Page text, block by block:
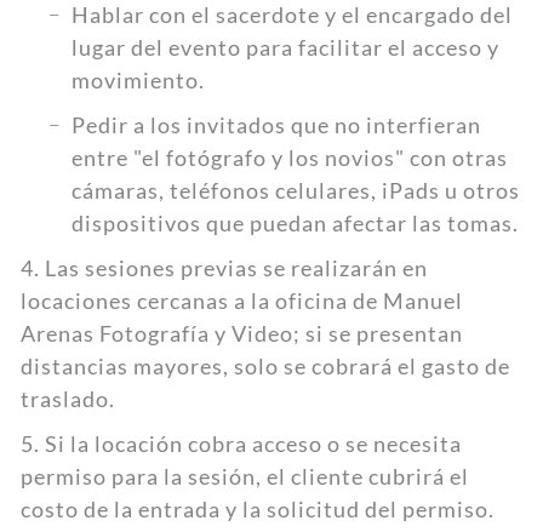
Hablar con el sacerdote y el encargado del
lugar del evento para facilitar el acceso y
movimiento.
Pedir a los invitados que no interfieran
entre "el fotógrafo y los novios" con otras
cámaras, teléfonos celulares, iPads u otros
dispositivos que puedan afectar las tomas.
4. Las sesiones previas se realizarán en
locaciones cercanas a la oficina de Manuel
Arenas Fotografía y Video; si se presentan
distancias mayores, solo se cobrará el gasto de
traslado.
5. Si la locación cobra acceso o se necesita
permiso para la sesión, el cliente cubrirá el
costo de la entrada y la solicitud del permiso.